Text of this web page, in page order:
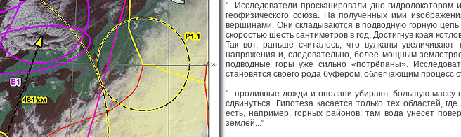
"...Исследователи просканировали дно
геофизического союза. На полученных ими
вершинами. Они складываются в подводную горную цепь
скоростью шесть сантиметров в год. Достигнув края
Так вот, раньше считалось, что вулканы
напряжения и, следовательно, более мощным
подводные горы уже сильно «потрёпаны».
становятся своего рода буфером, облегчающим процесс
"...проливные дожди и оползни убирают большую массу
сдвинуться. Гипотеза касается только тех областей,
есть, например, горных районов: там вода унесёт
землёй..."